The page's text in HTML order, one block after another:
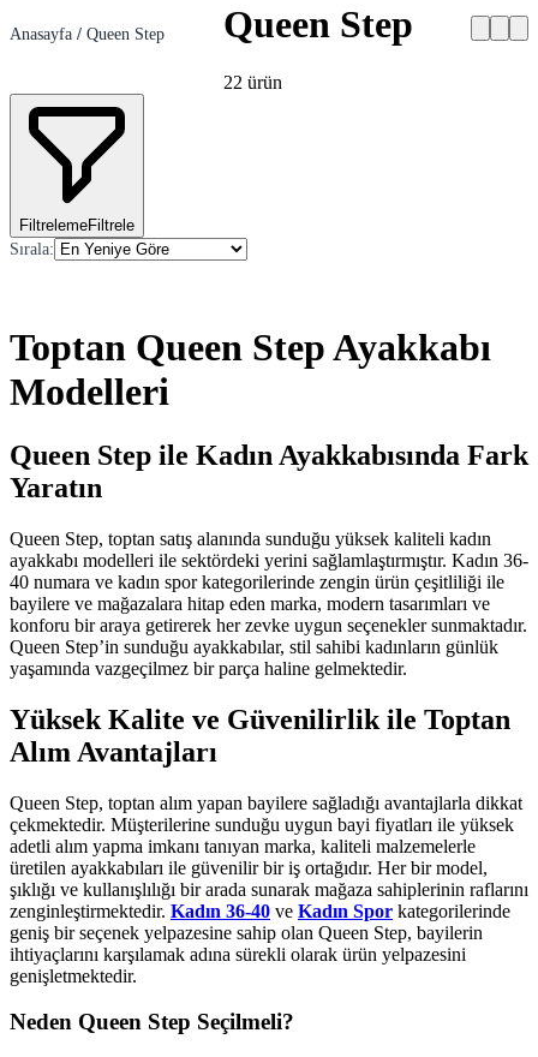
Anasayfa / Queen Step Queen Step
22 ürün
FiltrelemeFiltrele
Sırala:
Toptan Queen Step Ayakkabı
Modelleri
Queen Step ile Kadın Ayakkabısında Fark
Yaratın
Queen Step, toptan satış alanında sunduğu yüksek kaliteli kadın
ayakkabı modelleri ile sektördeki yerini sağlamlaştırmıştır. Kadın 36-
40 numara ve kadın spor kategorilerinde zengin ürün çeşitliliği ile
bayilere ve mağazalara hitap eden marka, modern tasarımları ve
konforu bir araya getirerek her zevke uygun seçenekler sunmaktadır.
Queen Step’in sunduğu ayakkabılar, stil sahibi kadınların günlük
yaşamında vazgeçilmez bir parça haline gelmektedir.
Yüksek Kalite ve Güvenilirlik ile Toptan
Alım Avantajları
Queen Step, toptan alım yapan bayilere sağladığı avantajlarla dikkat
çekmektedir. Müşterilerine sunduğu uygun bayi fiyatları ile yüksek
adetli alım yapma imkanı tanıyan marka, kaliteli malzemelerle
üretilen ayakkabıları ile güvenilir bir iş ortağıdır. Her bir model,
şıklığı ve kullanışlılığı bir arada sunarak mağaza sahiplerinin raflarını
zenginleştirmektedir. Kadın 36-40 ve Kadın Spor kategorilerinde
geniş bir seçenek yelpazesine sahip olan Queen Step, bayilerin
ihtiyaçlarını karşılamak adına sürekli olarak ürün yelpazesini
genişletmektedir.
Neden Queen Step Seçilmeli?